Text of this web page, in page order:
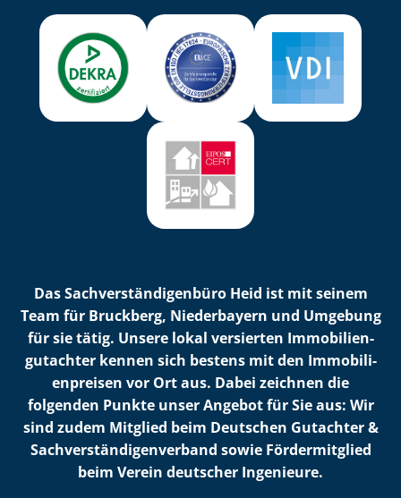
Das Sach­ver­stän­di­gen­bü­ro Heid ist mit seinem
Team für Bruckberg, Niederbayern und Umgebung
für sie tätig. Unsere lokal versierten Im­mo­bi­li­en­
gut­ach­ter kennen sich bestens mit den Im­mo­bi­li­
en­prei­sen vor Ort aus. Dabei zeichnen die
folgenden Punkte unser Angebot für Sie aus: Wir
sind zudem Mitglied beim Deutschen Gutachter &
Sach­ver­stän­di­gen­ver­band sowie Fördermitglied
beim Verein deutscher Ingenieure.